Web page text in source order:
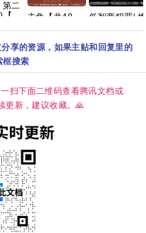
第二
附
克
主角【共48
艺谋监制，王
菲献唱 夸克
低智商犯罪/ 擒
/ 】【悬疑/ 犯
更新】
享的资源，如果主贴和回复里的
框搜索
扫下面二维码查看腾讯文档或
更新，建议收藏。🙏